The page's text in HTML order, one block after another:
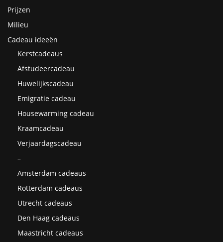
Prijzen
Milieu
Cadeau ideeën
Kerstcadeaus
Afstudeercadeau
Huwelijkscadeau
Emigratie cadeau
Housewarming cadeau
Kraamcadeau
Verjaardagscadeau
–
Amsterdam cadeaus
Rotterdam cadeaus
Utrecht cadeaus
Den Haag cadeaus
Maastricht cadeaus